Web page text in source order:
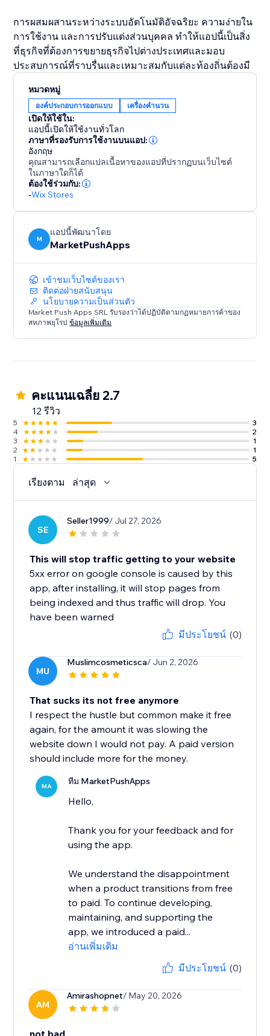
การผสมผสานระหว่างระบบอัตโนมัติอัจฉริยะ ความง่ายใน
การใช้งาน และการปรับแต่งส่วนบุคคล ทำให้แอปนี้เป็นสิ่ง
ที่ธุรกิจที่ต้องการขยายธุรกิจไปต่างประเทศและมอบ
ประสบการณ์ที่ราบรื่นและเหมาะสมกับแต่ละท้องถิ่นต้องมี
หมวดหมู่
องค์ประกอบการออกแบบ เครื่องคำนวน
เปิดให้ใช้ใน:
แอปนี้เปิดให้ใช้งานทั่วโลก
ภาษาที่รองรับการใช้งานบนแอป:
อังกฤษ
คุณสามารถเลือกแปลเนื้อหาของแอปที่ปรากฏบนเว็บไซต์
ในภาษาใดก็ได้
ต้องใช้ร่วมกับ:
-Wix Stores
M
แอปนี้พัฒนาโดย
MarketPushApps
เข้าชมเว็บไซต์ของเรา
ติดต่อฝ่ายสนับสนุน
นโยบายความเป็นส่วนตัว
Market Push Apps SRL รับรองว่าได้ปฏิบัติตามกฏหมายการค้าของ
สหภาพยุโรปข้อมูลเพิ่มเติม
คะแนนเฉลี่ย 2.7
12 รีวิว
5
3
4
2
3
1
2
1
1
5
เรียงตาม ล่าสุด
SE
Seller1999/ Jul 27, 2026
This will stop traffic getting to your website
5xx error on google console is caused by this
app, after installing, it will stop pages from
being indexed and thus traffic will drop. You
have been warned
มีประโยชน์ (0)
MU
Muslimcosmeticsca/ Jun 2, 2026
That sucks its not free anymore
I respect the hustle but common make it free
again, for the amount it was slowing the
website down I would not pay. A paid version
should include more for the money.
MA ทีม MarketPushApps
Hello,
Thank you for your feedback and for
using the app.
We understand the disappointment
when a product transitions from free
to paid. To continue developing,
maintaining, and supporting the
app, we introduced a paid...
อ่านเพิ่มเติม
มีประโยชน์ (0)
AM
Amirashopnet/ May 20, 2026